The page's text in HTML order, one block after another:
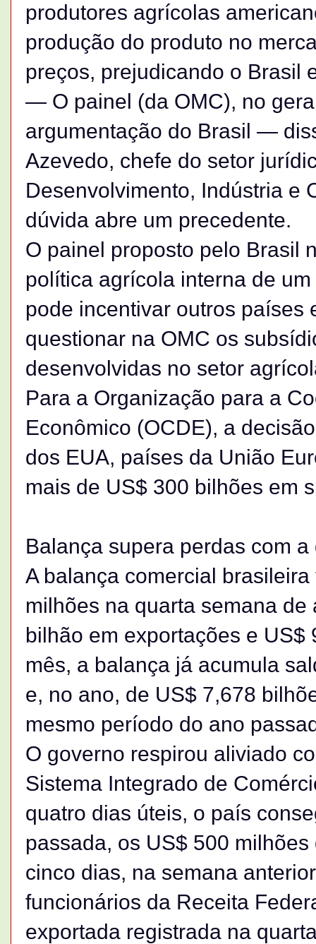
produtores agrícolas
produção do produto no
preços, prejudicando o Brasil
— O painel (da OMC), no
argumentação do Brasil —
Azevedo, chefe do setor
Desenvolvimento, Indústria e
dúvida abre um precedente.
O painel proposto pelo Brasil
política agrícola interna de
pode incentivar outros países
questionar na OMC os
desenvolvidas no setor
Para a Organização para a
Econômico (OCDE), a
dos EUA, países da União
mais de US$ 300 bilhões em
Balança supera perdas com
A balança comercial
milhões na quarta semana
bilhão em exportações e
mês, a balança já acumula
e, no ano, de US$ 7,678
mesmo período do ano
O governo respirou aliviado
Sistema Integrado de
quatro dias úteis, o país
passada, os US$ 500
cinco dias, na semana
funcionários da Receita
exportada registrada na